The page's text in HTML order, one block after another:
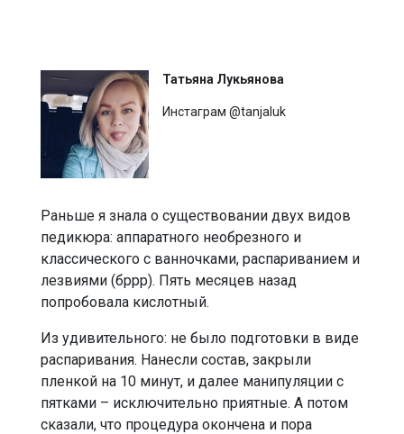
Татьяна Лукьянова
Инстаграм @tanjaluk
Раньше я знала о существовании двух видов
педикюра: аппаратного необрезного и
классического с ванночками, распариванием и
лезвиями (бррр). Пять месяцев назад
попробовала кислотный.
Из удивительного: не было подготовки в виде
распаривания. Нанесли состав, закрыли
пленкой на 10 минут, и далее манипуляции с
пятками – исключительно приятные. А потом
сказали, что процедура окончена и пора